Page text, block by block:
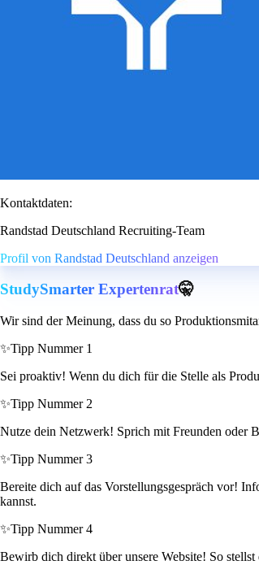
Kontaktdaten:
Randstad Deutschland Recruiting-Team
Profil von Randstad Deutschland anzeigen
StudySmarter Expertenrat🤫
Wir sind der Meinung, dass du so
✨Tipp Nummer 1
Sei proaktiv! Wenn du dich für die Stelle als
✨Tipp Nummer 2
Nutze dein Netzwerk! Sprich mit Freunden oder
✨Tipp Nummer 3
Bereite dich auf das Vorstellungsgespräch vor!
kannst.
✨Tipp Nummer 4
Bewirb dich direkt über unsere Website! So